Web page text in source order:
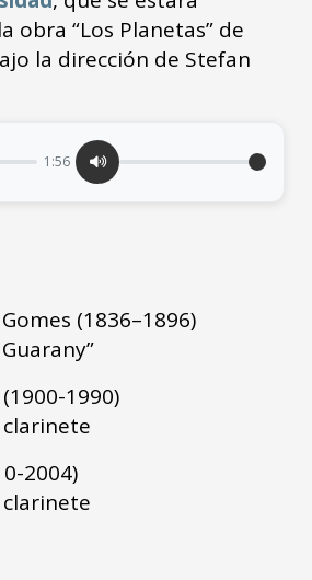
obra “Los Planetas” de
la dirección de Stefan
1:56
(1836–1896)
1990)
2004)